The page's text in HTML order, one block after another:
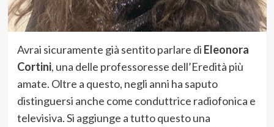
Avrai sicuramente già sentito parlare di Eleonora
Cortini, una delle professoresse dell’Eredità più
amate. Oltre a questo, negli anni ha saputo
distinguersi anche come conduttrice radiofonica e
televisiva. Si aggiunge a tutto questo una